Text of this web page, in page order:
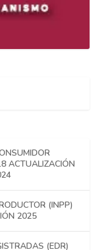
ACTUALIZACIÓN
(INPP)
2025
(EDR)